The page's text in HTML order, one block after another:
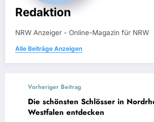
Redaktion
NRW Anzeiger - Online-Magazin für NRW
Alle Beiträge Anzeigen
Vorheriger Beitrag
Die schönsten Schlösser in
Westfalen entdecken